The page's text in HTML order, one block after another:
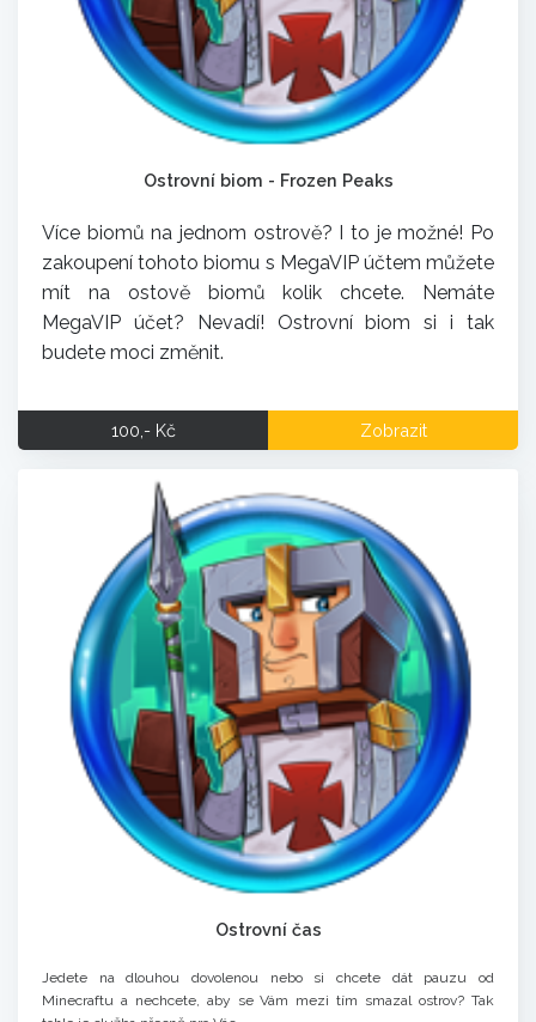
Ostrovní biom - Frozen Peaks
Více biomů na jednom ostrově? I to je možné! Po
zakoupení tohoto biomu s MegaVIP účtem můžete
mít na ostově biomů kolik chcete. Nemáte
MegaVIP účet? Nevadí! Ostrovní biom si i tak
budete moci změnit.
100,- Kč Zobrazit
Ostrovní čas
Jedete na dlouhou dovolenou nebo si chcete dát pauzu od
Minecraftu a nechcete, aby se Vám mezi tím smazal ostrov? Tak